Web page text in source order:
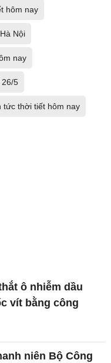
hôm nay
Nội
nay
26/5
tức thời tiết hôm nay
ô nhiễm dầu
vít bằng công
niên Bộ Công